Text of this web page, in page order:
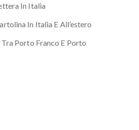
In Italia
In Italia E All’estero
Porto Franco E Porto